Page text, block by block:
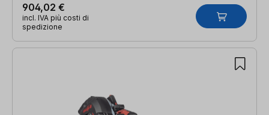
904,02 €
incl. IVA più costi di
spedizione